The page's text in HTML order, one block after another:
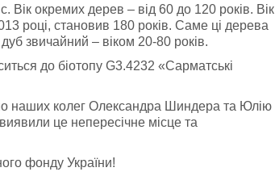
Вік окремих дерев – від 60 до 120 років. Вік
році, становив 180 років. Саме ці дерева
звичайний – віком 20-80 років.
до біотопу G3.4232 «Сарматські
наших колег Олександра Шиндера та Юлію
це непересічне місце та
фонду України!